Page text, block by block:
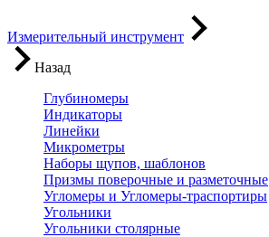
Измерительный инструмент
Назад
Глубиномеры
Индикаторы
Линейки
Микрометры
Наборы щупов, шаблонов
Призмы поверочные и разметочные
Угломеры и Угломеры-траспортиры
Угольники
Угольники столярные